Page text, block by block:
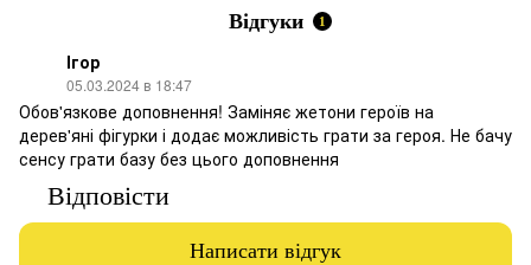
Відгуки
1
Ігор
05.03.2024 в 18:47
Обов'язкове доповнення! Заміняє жетони героїв на
дерев'яні фігурки і додає можливість грати за героя. Не бачу
сенсу грати базу без цього доповнення
Відповісти
Написати відгук